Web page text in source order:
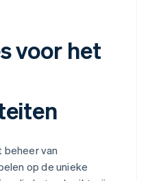
voor het
van
op de unieke